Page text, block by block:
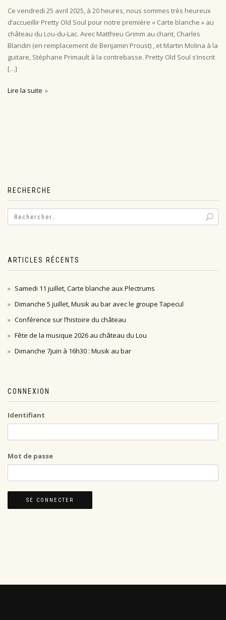
Ce vendredi 25 avril 2025, à 20 heures, nous sommes très heureux
d’accueillir Pretty Old Soul pour notre première « Carte blanche » au
château du Lou-du-Lac. Avec Matthieu Grimm au chant, Charles
Blandin (en remplacement de Benjamin Proust) , et Martin Molina à la
guitare, Stéphane Primault à la contrebasse. Pretty Old Soul s’inscrit
[…]
Lire la suite
RECHERCHE
ARTICLES RÉCENTS
Samedi 11 juillet, Carte blanche aux Plectrums
Dimanche 5 juillet, Musik au bar avec le groupe Tapecul
Conférence sur l’histoire du château
Fête de la musique 2026 au château du Lou
Dimanche 7juin à 16h30 : Musik au bar
CONNEXION
Identifiant
Mot de passe